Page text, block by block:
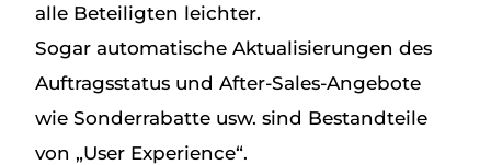
alle Beteiligten leichter.
Sogar automatische Aktualisierungen des
Auftragsstatus und After-Sales-Angebote
wie Sonderrabatte usw. sind Bestandteile
von „User Experience“.